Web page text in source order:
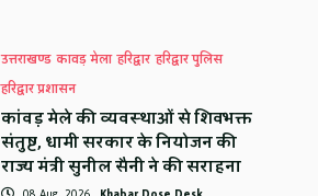
उत्तराखण्ड कावड़ मेला हरिद्वार हरिद्वार पुलिस
हरिद्वार प्रशासन
कांवड़ मेले की व्यवस्थाओं से शिवभक्त
संतुष्ट, धामी सरकार के नियोजन की
राज्य मंत्री सुनील सैनी ने की सराहना